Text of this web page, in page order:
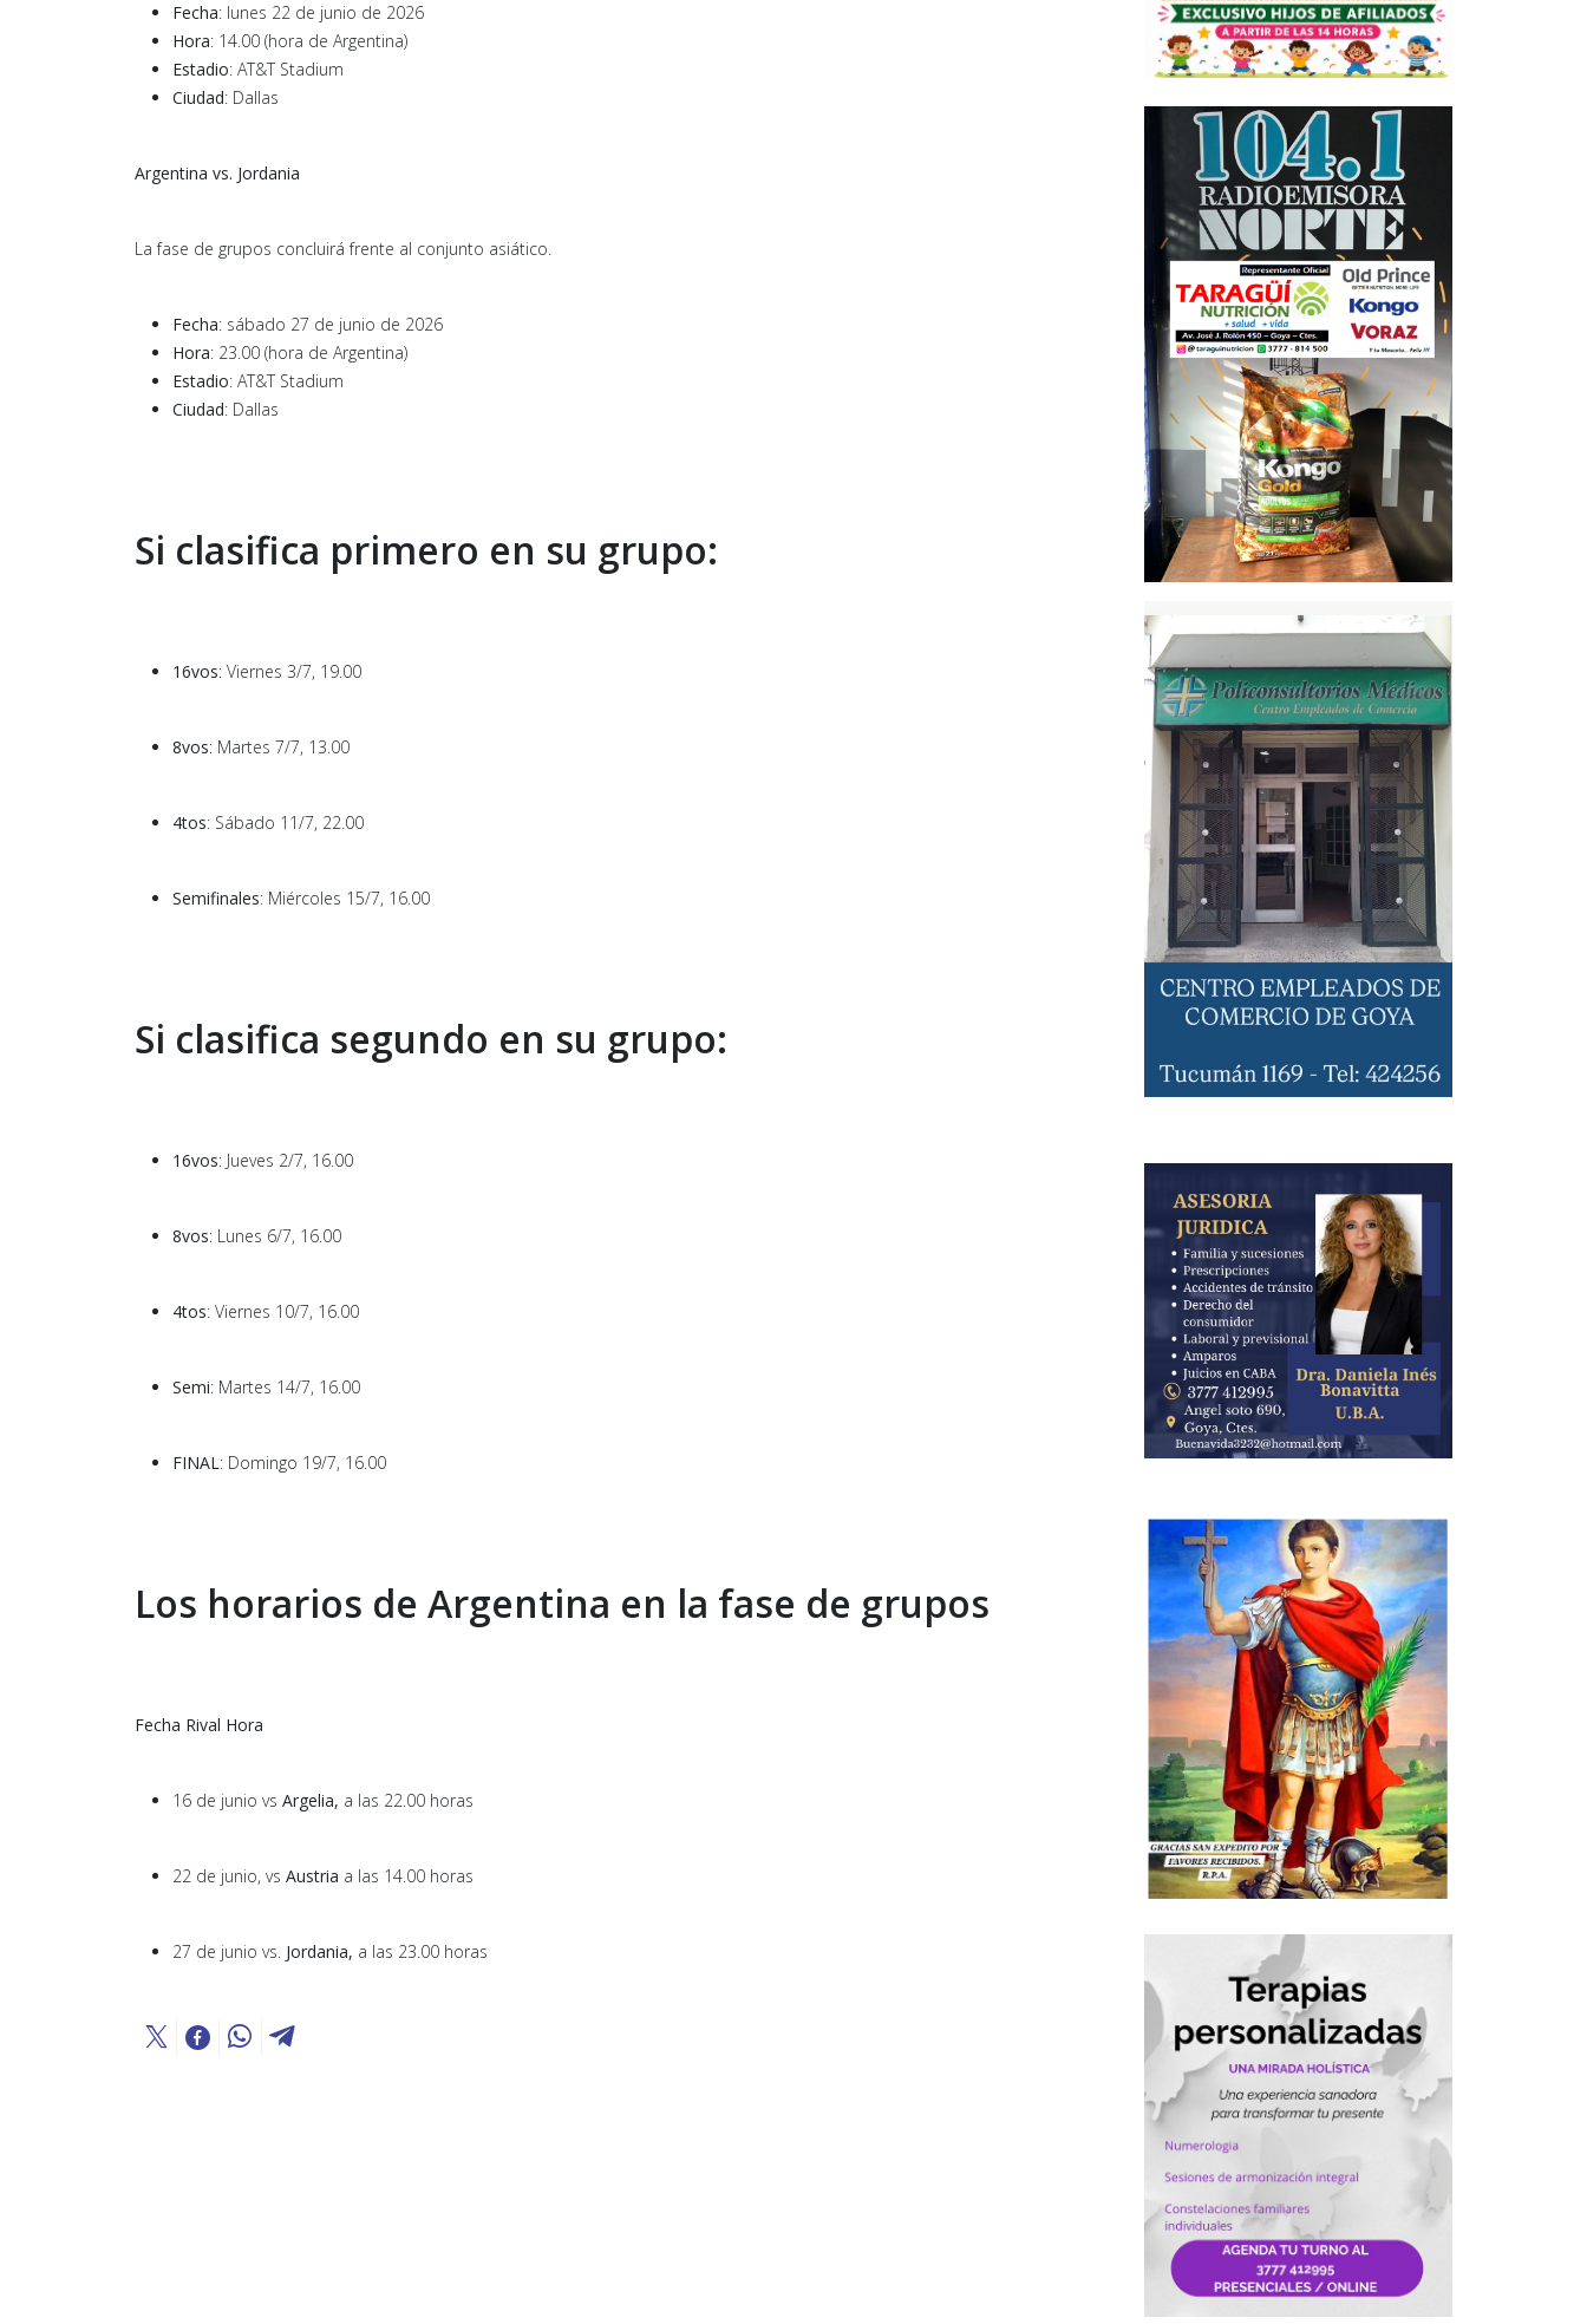
Fecha: lunes 22 de junio de 2026
Hora: 14.00 (hora de Argentina)
Estadio: AT&T Stadium
Ciudad: Dallas
Argentina vs. Jordania
La fase de grupos concluirá frente al conjunto asiático.
Fecha: sábado 27 de junio de 2026
Hora: 23.00 (hora de Argentina)
Estadio: AT&T Stadium
Ciudad: Dallas
Si clasifica primero en su grupo:
16vos: Viernes 3/7, 19.00
8vos: Martes 7/7, 13.00
4tos: Sábado 11/7, 22.00
Semifinales: Miércoles 15/7, 16.00
Si clasifica segundo en su grupo:
16vos: Jueves 2/7, 16.00
8vos: Lunes 6/7, 16.00
4tos: Viernes 10/7, 16.00
Semi: Martes 14/7, 16.00
FINAL: Domingo 19/7, 16.00
Los horarios de Argentina en la fase de grupos
Fecha Rival Hora
16 de junio vs Argelia, a las 22.00 horas
22 de junio, vs Austria a las 14.00 horas
27 de junio vs. Jordania, a las 23.00 horas